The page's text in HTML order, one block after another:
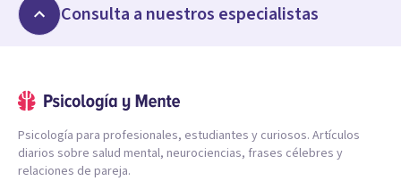
Consulta a nuestros especialistas
Psicología para profesionales, estudiantes y curiosos. Artículos
diarios sobre salud mental, neurociencias, frases célebres y
relaciones de pareja.